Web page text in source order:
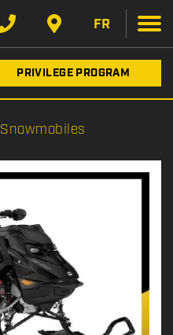
FR
PRIVILEGE PROGRAM
Snowmobiles